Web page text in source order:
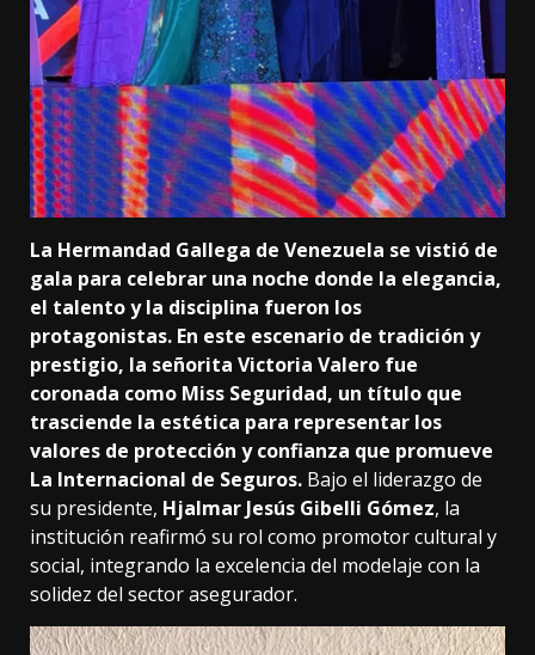
La Hermandad Gallega de Venezuela se vistió de
gala para celebrar una noche donde la elegancia,
el talento y la disciplina fueron los
protagonistas. En este escenario de tradición y
prestigio, la señorita Victoria Valero fue
coronada como Miss Seguridad, un título que
trasciende la estética para representar los
valores de protección y confianza que promueve
La Internacional de Seguros. Bajo el liderazgo de
su presidente, Hjalmar Jesús Gibelli Gómez, la
institución reafirmó su rol como promotor cultural y
social, integrando la excelencia del modelaje con la
solidez del sector asegurador.